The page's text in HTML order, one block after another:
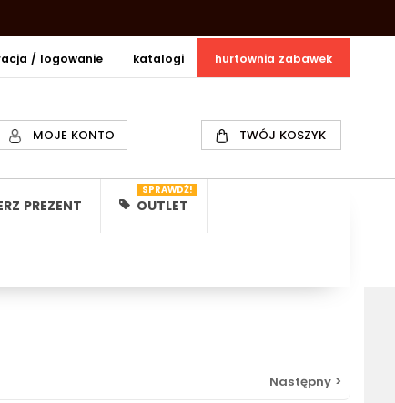
hurtownia zabawek
katalogi
/ logowanie
MOJE KONTO TWÓJ KOSZYK
PREZENT OUTLET
SPRAWDŹ!
Następny >